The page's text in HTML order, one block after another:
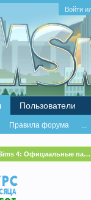
Войти
4: Официальные
Правила форума ...
Пользователи